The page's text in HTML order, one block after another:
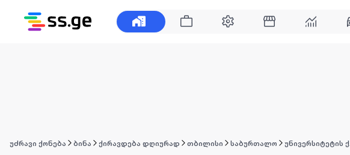
უძრავი ქონება ბინა ქირავდება დღიურად თბილისი საბურთალო უნივერსიტეტის ქ.